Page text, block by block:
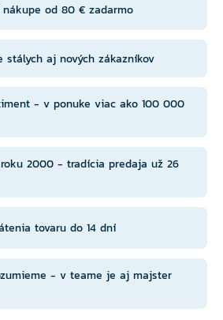
nákupe od 80 € zadarmo
2000 - tradícia predaja už 26
stálych aj nových zákazníkov
tovaru do 14 dní
- v ponuke viac ako 100 000
- v teame je aj majster